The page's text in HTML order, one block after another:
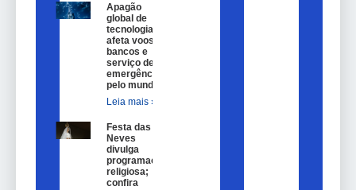
Apagão
global de
tecnologia
afeta voos,
bancos e
serviço de
emergência
pelo mundo
Leia mais »
Festa das
Neves
divulga
programação
religiosa;
confira